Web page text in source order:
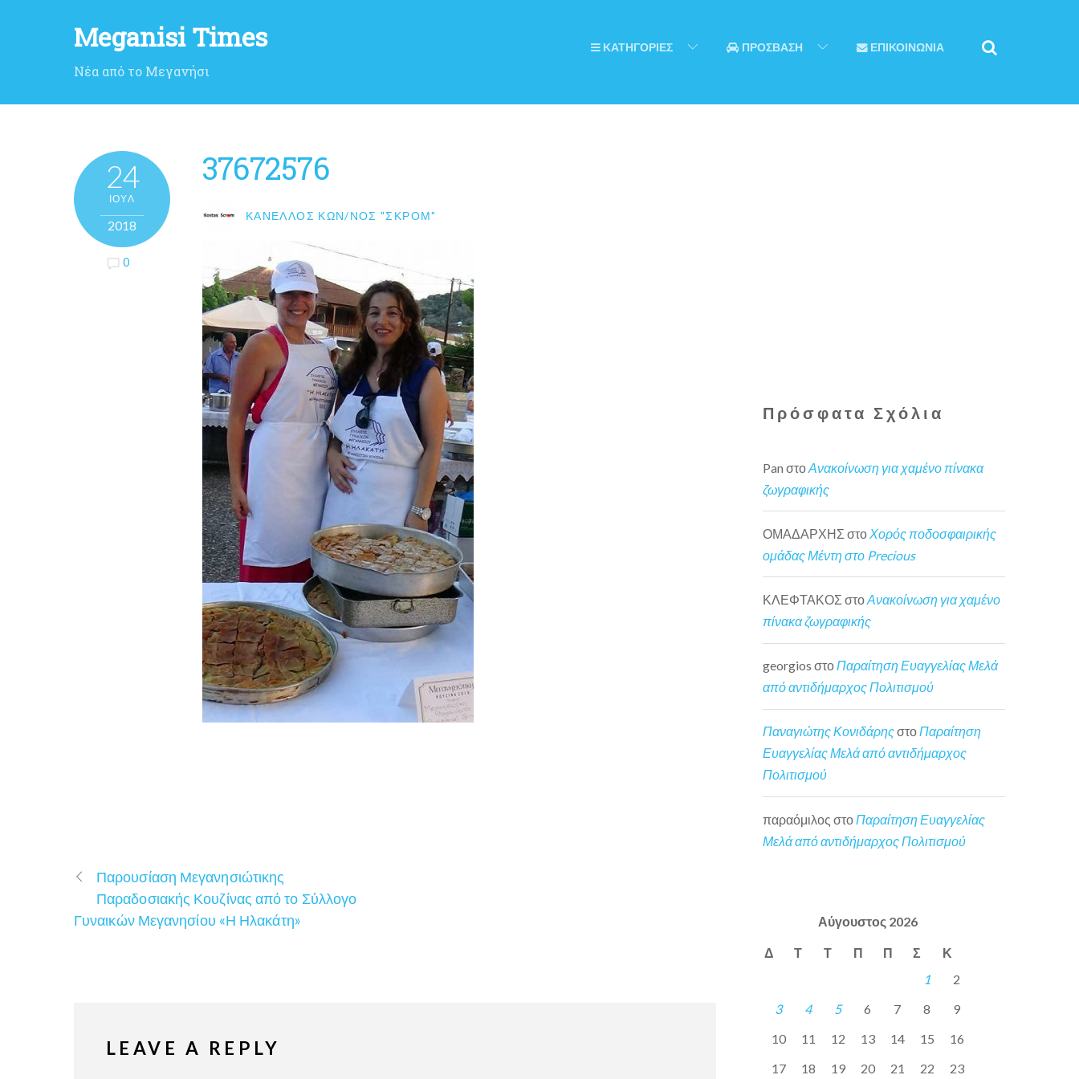
Meganisi Times
Νέα από το Μεγανήσι
ΚΑΤΗΓΟΡΙΕΣ ΠΡΟΣΒΑΣΗ ΕΠΙΚΟΙΝΩΝΙΑ
24
ΙΟΎΛ
2018
0
37672576
ΚΑΝΈΛΛΟΣ ΚΩΝ/ΝΟΣ "ΣΚΡΟΜ"
Παρουσίαση Μεγανησιώτικης
Παραδοσιακής Κουζίνας από το Σύλλογο
Γυναικών Μεγανησίου «Η Ηλακάτη»
LEAVE A REPLY
Πρόσφατα Σχόλια
Pan στοΑνακοίνωση για χαμένο πίνακα
ζωγραφικής
ΟΜΑΔΑΡΧΗΣ στο Χορός ποδοσφαιρικής
ομάδας Μέντη στο Precious
ΚΛΕΦΤΑΚΟΣ στοΑνακοίνωση για χαμένο
πίνακα ζωγραφικής
georgios στοΠαραίτηση Ευαγγελίας Μελά
από αντιδήμαρχος Πολιτισμού
Παναγιώτης ΚονιδάρηςστοΠαραίτηση
Ευαγγελίας Μελά από αντιδήμαρχος
Πολιτισμού
παραόμιλος στο Παραίτηση Ευαγγελίας
Μελά από αντιδήμαρχος Πολιτισμού
Αύγουστος 2026
Δ Τ Τ Π Π Σ
Κ
1
2
3
4 5 6 7 8
9
10
11 12 13 14 15
16
17
18 19 20 21 22 23